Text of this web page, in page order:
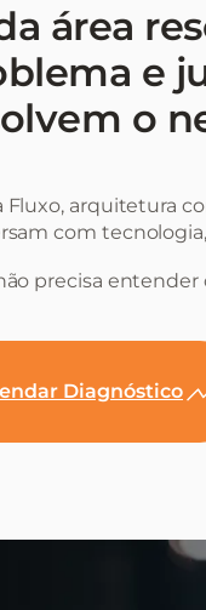
área
e
o
Fluxo, arquitetura
com
precisa entender
Diagnóstico